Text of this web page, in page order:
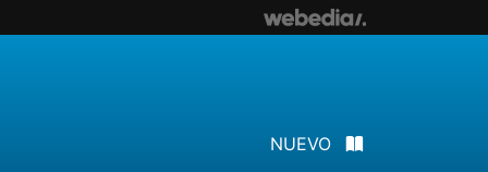
NUEVO